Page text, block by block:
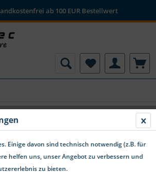
ab 100 EUR Bestellwert
FEX-H
plus Stahl silber
Einige davon sind technisch notwendig (z.B. für
helfen uns, unser Angebot zu verbessern und
zu bieten.